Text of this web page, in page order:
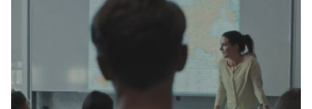
k tělesným trestům se liší napříč generacemi
i rodinnými rolemi. V ČR je v náhradní rodinné péči cca
20 tisíc dětí, z nich dvě třetiny v pěstounské péči,
třetina v dětských domovech.